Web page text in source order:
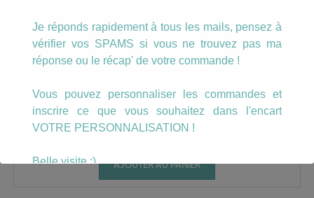
Crayon Témoin Mariage
AJOUTER AU PANIER
Je réponds rapidement à tous les mails, pensez à
vérifier vos SPAMS si vous ne trouvez pas ma
réponse ou le récap' de votre commande !
Vous pouvez personnaliser les commandes et
inscrire ce que vous souhaitez dans l'encart
VOTRE PERSONNALISATION !
Belle visite :)